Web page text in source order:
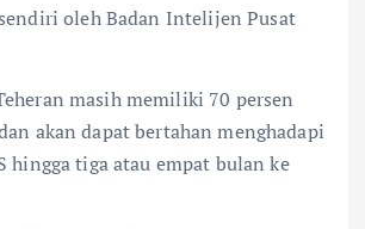
oleh Badan Intelijen Pusat
masih memiliki 70 persen
akan dapat bertahan menghadapi
hingga tiga atau empat bulan ke